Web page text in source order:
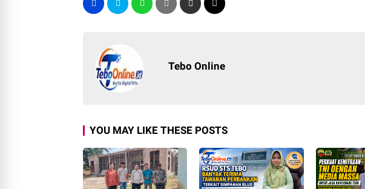
Tebo Online
YOU MAY LIKE THESE POSTS